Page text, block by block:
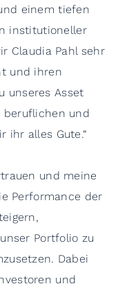
einem tiefen
institutioneller
Claudia Pahl sehr
und ihren
unseres Asset
beruflichen und
ihr alles Gute.“
und meine
Performance der
Portfolio zu
Dabei
und